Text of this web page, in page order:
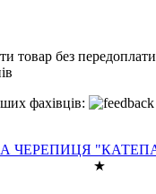
товар без передоплати
фахівців: